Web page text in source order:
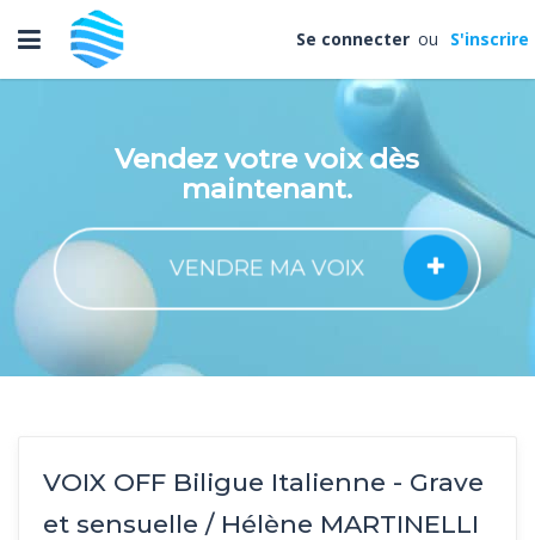
Toggle
navigation
Se connecter ou S'inscrire
Vendez votre voix dès
maintenant.
VENDRE MA VOIX
VOIX OFF Biligue Italienne - Grave
et sensuelle / Hélène MARTINELLI